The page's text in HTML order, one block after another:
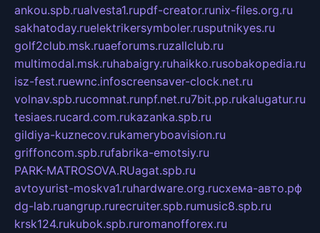
ankou.spb.rualvesta1.rupdf-creator.runix-files.org.ru
sakhatoday.ruelektrikersymboler.rusputnikyes.ru
golf2club.msk.ruaeforums.ruzallclub.ru
multimodal.msk.ruhabaigry.ruhaikko.rusobakopedia.ru
isz-fest.ruewnc.infoscreensaver-clock.net.ru
volnav.spb.rucomnat.runpf.net.ru7bit.pp.rukalugatur.ru
tesiaes.rucard.com.rukazanka.spb.ru
gildiya-kuznecov.rukameryboavision.ru
griffoncom.spb.rufabrika-emotsiy.ru
PARK-MATROSOVA.RUagat.spb.ru
avtoyurist-moskva1.ruhardware.org.ruсхема-авто.рф
dg-lab.ruangrup.rurecruiter.spb.rumusic8.spb.ru
krsk124.rukubok.spb.ruromanofforex.ru